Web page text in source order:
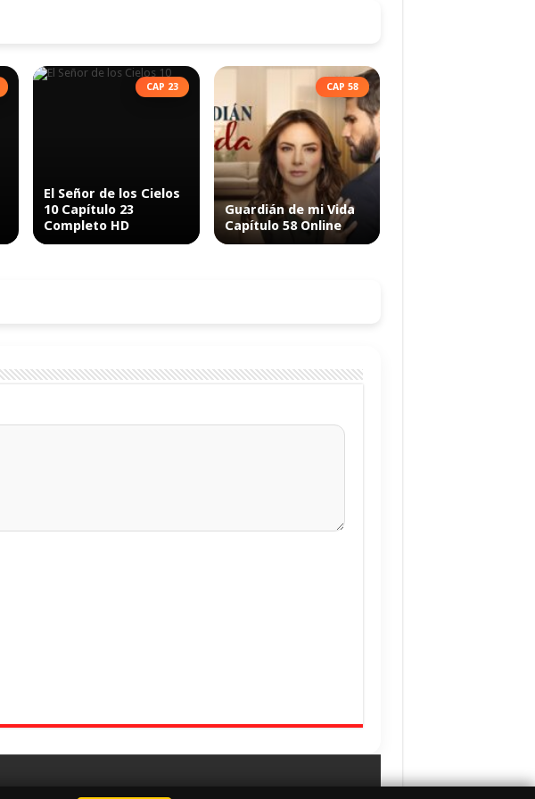
CAP 23
El Señor de los Cielos
10 Capítulo 23
Completo HD
CAP 58
Guardián de mi Vida
Capítulo 58 Online